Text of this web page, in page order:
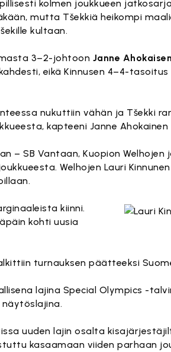
kolmen joukkueen
mutta Tšekkiä heikompi
kultaan.
3–2-johtoon Janne
eikä Kinnusen 4–4-
nukuttiin vähän ja Tšekki
kapteeni Janne
– SB Vantaan, Kuopion
Welhojen Lauri
kiinni.
kohti uusia
turnauksen päätteeksi
lajina Special Olympics -
näytöslajina.
uuden lajin osalta
kasaamaan viiden parhaan